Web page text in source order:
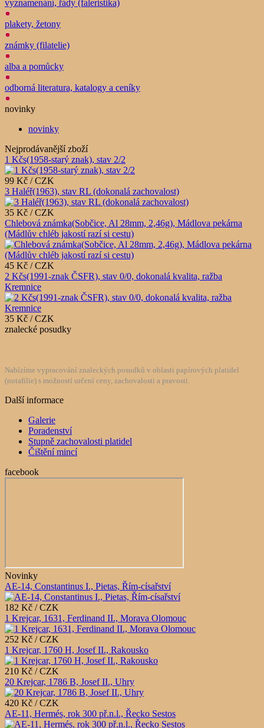
vyznamenání, řády (faleristika)
plakety, žetony
známky (filatelie)
alba a pomůcky
odborná literatura, katalogy a ceníky
novinky
novinky
Nejprodávanější zboží
1 Kčs(1958-starý znak), stav 2/2
99 Kč / CZK
3 Haléř(1963), stav RL (dokonalá zachovalost)
35 Kč / CZK
Chlebová známka(Sobčice, Al 28mm, 2,46g), Mádlova pekárna
(Mádlův chléb jakostí razí si cestu)
45 Kč / CZK
2 Kčs(1991-znak ČSFR), stav 0/0, dokonalá kvalita, ražba
Kremnice
35 Kč / CZK
znalecké posudky
Nabízíme vypracování znaleckých posudků v oblasti papírových platidel
(notafilie) s možností určení ceny, zachovalosti a pravosti.
Další informace
Galerie
Poradenství
Stupně zachovalosti platidel
Čištění mincí
facebook
Novinky
AE-14, Constantinus I., Pietas, Řím-císařství
182 Kč / CZK
1 Krejcar, 1631, Ferdinand II., Morava Olomouc
252 Kč / CZK
1 Krejcar, 1760 H, Josef II., Rakousko
210 Kč / CZK
20 Krejcar, 1786 B, Josef II., Uhry
420 Kč / CZK
AE-11, Hermés, rok 300 př.n.l., Řecko Sestos